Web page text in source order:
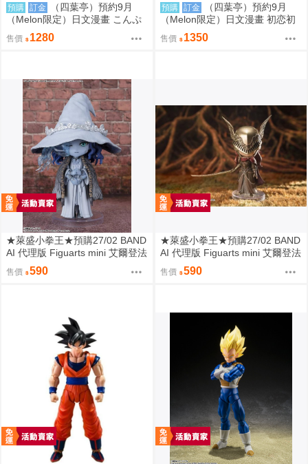
預購 訂金
（四葉亭）預約9月
（Melon限定）日文漫畫 こんぷ
れックス 特典：B2掛軸 層積
售價 1280
預購 訂金
（四葉亭）預約9月
（Melon限定）日文漫畫 初恋初
交尾 白い下着の幼なじみに僕は
恋をする 特典：B2掛軸 コオリ
售價 1350
★萊盛小拳王★預購27/02 BAND
AI 代理版 Figuarts mini 艾爾登法
環 魔女菈妮
售價 590
★萊盛小拳王★預購27/02 BAND
AI 代理版 Figuarts mini 艾爾登法
環 米凱拉的鋒刃瑪蓮妮亞
售價 590